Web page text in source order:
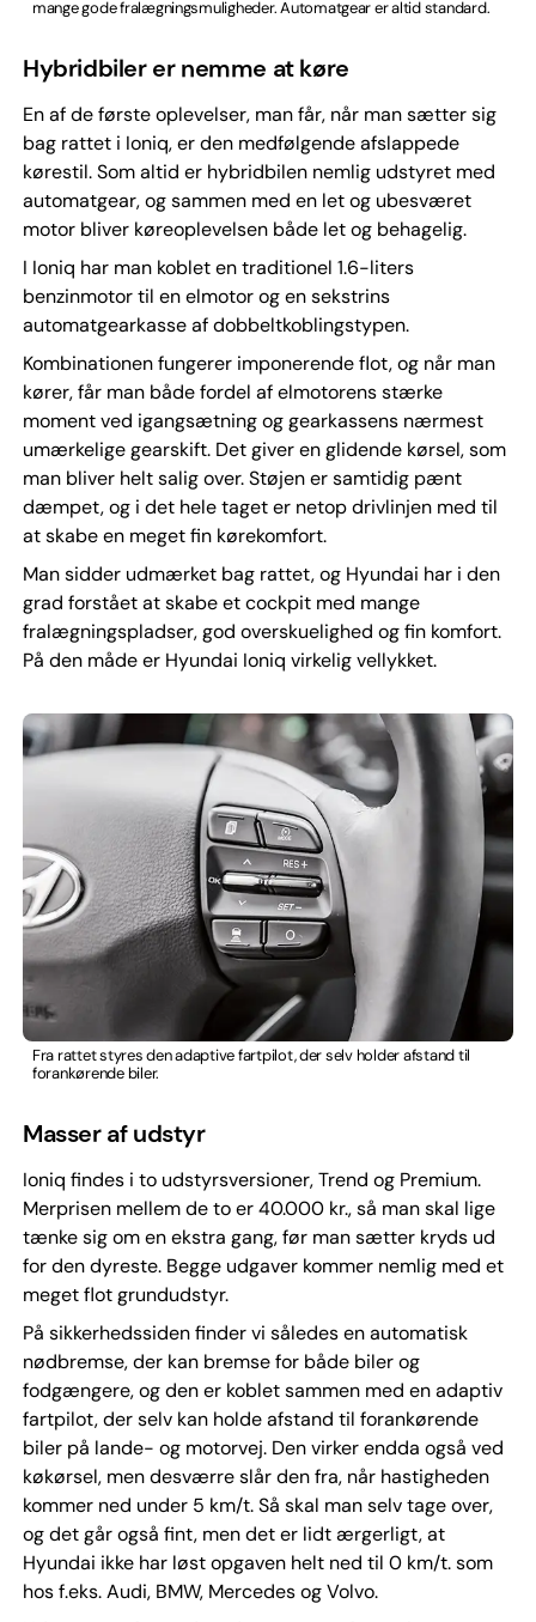
mange gode fralægningsmuligheder. Automatgear er altid standard.
Hybridbiler er nemme at køre
En af de første oplevelser, man får, når man sætter sig
bag rattet i Ioniq, er den medfølgende afslappede
kørestil. Som altid er hybridbilen nemlig udstyret med
automatgear, og sammen med en let og ubesværet
motor bliver køreoplevelsen både let og behagelig.
I Ioniq har man koblet en traditionel 1.6-liters
benzinmotor til en elmotor og en sekstrins
automatgearkasse af dobbeltkoblingstypen.
Kombinationen fungerer imponerende flot, og når man
kører, får man både fordel af elmotorens stærke
moment ved igangsætning og gearkassens nærmest
umærkelige gearskift. Det giver en glidende kørsel, som
man bliver helt salig over. Støjen er samtidig pænt
dæmpet, og i det hele taget er netop drivlinjen med til
at skabe en meget fin kørekomfort.
Man sidder udmærket bag rattet, og Hyundai har i den
grad forstået at skabe et cockpit med mange
fralægningspladser, god overskuelighed og fin komfort.
På den måde er Hyundai Ioniq virkelig vellykket.
Fra rattet styres den adaptive fartpilot, der selv holder afstand til
forankørende biler.
Masser af udstyr
Ioniq findes i to udstyrsversioner, Trend og Premium.
Merprisen mellem de to er 40.000 kr., så man skal lige
tænke sig om en ekstra gang, før man sætter kryds ud
for den dyreste. Begge udgaver kommer nemlig med et
meget flot grundudstyr.
På sikkerhedssiden finder vi således en automatisk
nødbremse, der kan bremse for både biler og
fodgængere, og den er koblet sammen med en adaptiv
fartpilot, der selv kan holde afstand til forankørende
biler på lande- og motorvej. Den virker endda også ved
køkørsel, men desværre slår den fra, når hastigheden
kommer ned under 5 km/t. Så skal man selv tage over,
og det går også fint, men det er lidt ærgerligt, at
Hyundai ikke har løst opgaven helt ned til 0 km/t. som
hos f.eks. Audi, BMW, Mercedes og Volvo.